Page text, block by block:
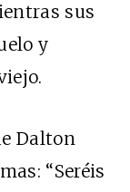
sus
y
Dalton
“Seréis